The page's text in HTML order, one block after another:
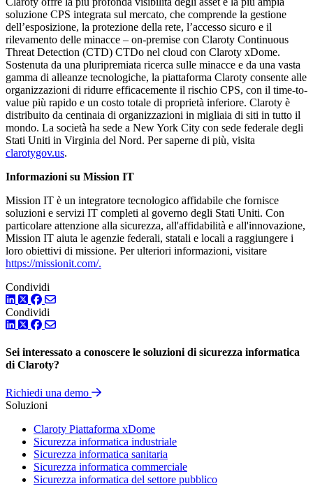
soluzione CPS integrata sul mercato, che comprende la gestione
dell’esposizione, la protezione della rete, l’accesso sicuro e il
rilevamento delle minacce – on-premise con Claroty Continuous
Threat Detection (CTD) CTDo nel cloud con Claroty xDome.
Sostenuta da una pluripremiata ricerca sulle minacce e da una vasta
gamma di alleanze tecnologiche, la piattaforma Claroty consente alle
organizzazioni di ridurre efficacemente il rischio CPS, con il time-to-
value più rapido e un costo totale di proprietà inferiore. Claroty è
distribuito da centinaia di organizzazioni in migliaia di siti in tutto il
mondo. La società ha sede a New York City con sede federale degli
Stati Uniti in Virginia del Nord. Per saperne di più, visita
clarotygov.us.
Informazioni su Mission IT
Mission IT è un integratore tecnologico affidabile che fornisce
soluzioni e servizi IT completi al governo degli Stati Uniti. Con
particolare attenzione alla sicurezza, all'affidabilità e all'innovazione,
Mission IT aiuta le agenzie federali, statali e locali a raggiungere i
loro obiettivi di missione. Per ulteriori informazioni, visitare
https://missionit.com/.
Condividi
LinkedIn
TwitterFacebook
Condividi
LinkedIn
TwitterFacebook
Sei interessato a conoscere le soluzioni di sicurezza informatica
di Claroty?
Richiedi una demo
Soluzioni
Claroty Piattaforma xDome
Sicurezza informatica industriale
Sicurezza informatica sanitaria
Sicurezza informatica commerciale
Sicurezza informatica del settore pubblico